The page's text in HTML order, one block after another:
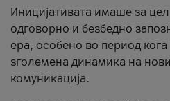
Иницијативата имаше за цел
одговорно и безбедно
ера, особено во период
зголемена динамика на
комуникација.